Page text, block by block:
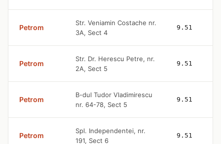
Petrom
Str. Veniamin Costache nr.
3A, Sect 4
9.51
Petrom
Str. Dr. Herescu Petre, nr.
2A, Sect 5
9.51
Petrom
B-dul Tudor Vladimirescu
nr. 64-78, Sect 5
9.51
Petrom
Spl. Independentei, nr.
191, Sect 6
9.51